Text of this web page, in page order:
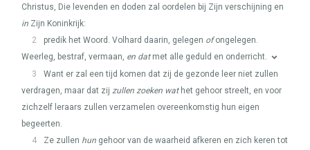
Christus, Die levenden en doden zal oordelen bij Zijn verschijning en
in Zijn Koninkrijk:
2
predik het Woord. Volhard daarin, gelegen ofongelegen.
Weerleg, bestraf, vermaan, en datmet alle geduld en onderricht.
3
Want er zal een tijd komen dat zij de gezonde leer niet zullen
verdragen, maar dat zij zullen zoeken wathet gehoor streelt, en voor
zichzelf leraars zullen verzamelen overeenkomstig hun eigen
begeerten.
4
Ze zullen hun gehoor van de waarheid afkeren en zich keren tot